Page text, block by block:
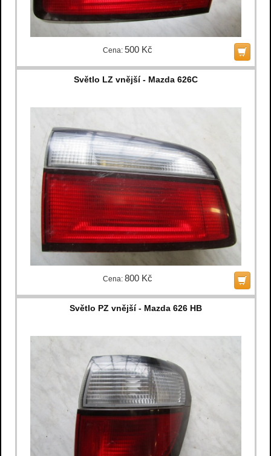
Cena: 500 Kč
Světlo LZ vnější - Mazda 626C
Cena: 800 Kč
Světlo PZ vnější - Mazda 626 HB